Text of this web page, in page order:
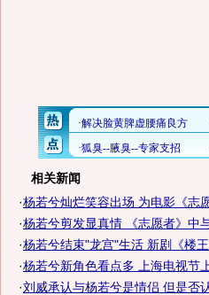
相关新闻
·杨若兮灿烂笑容出场 为电影《志
·杨若兮剪发显真情 《志愿者》中
·杨若兮结束"龙宫"生活 新剧《楼
·杨若兮新角色看点多 上海电视节
·刘威承认与杨若兮是情侣 但是否